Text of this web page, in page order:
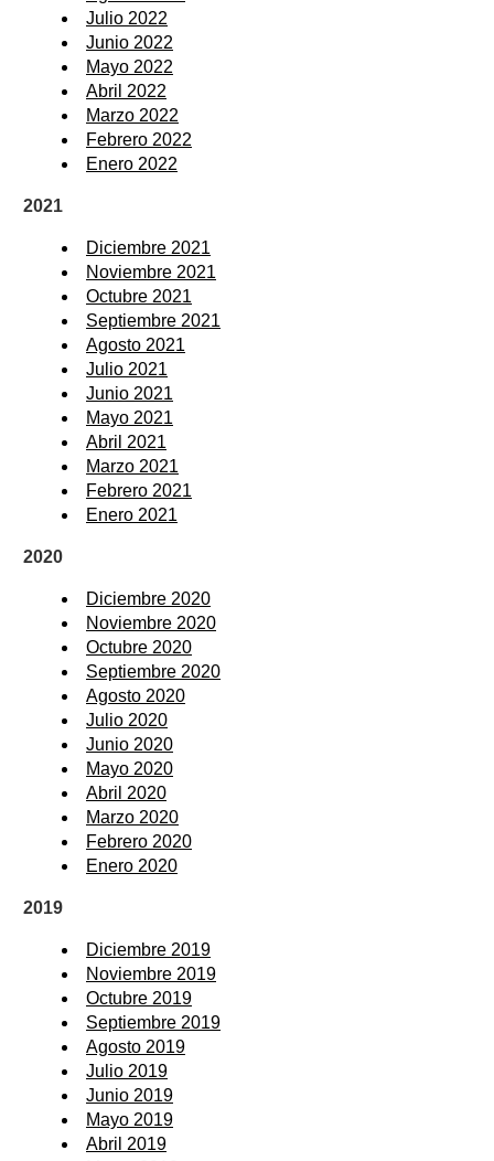
Julio 2022
Junio 2022
Mayo 2022
Abril 2022
Marzo 2022
Febrero 2022
Enero 2022
2021
Diciembre 2021
Noviembre 2021
Octubre 2021
Septiembre 2021
Agosto 2021
Julio 2021
Junio 2021
Mayo 2021
Abril 2021
Marzo 2021
Febrero 2021
Enero 2021
2020
Diciembre 2020
Noviembre 2020
Octubre 2020
Septiembre 2020
Agosto 2020
Julio 2020
Junio 2020
Mayo 2020
Abril 2020
Marzo 2020
Febrero 2020
Enero 2020
2019
Diciembre 2019
Noviembre 2019
Octubre 2019
Septiembre 2019
Agosto 2019
Julio 2019
Junio 2019
Mayo 2019
Abril 2019